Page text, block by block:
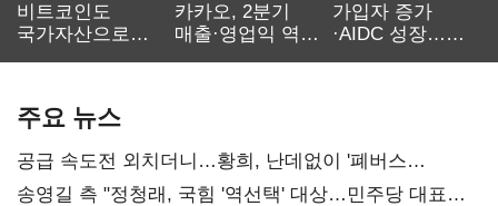
비트코인도
국가자산으로…'
카카오, 2분기
매출·영업익 역대
가입자 증가
·AIDC 성장…
주요 뉴스
공급 속도전 외치더니…황희, 난데없이 '폐버스
리모델링' 제안
송영길 측 "정청래, 국힘 '역선택' 대상…민주당 대표로